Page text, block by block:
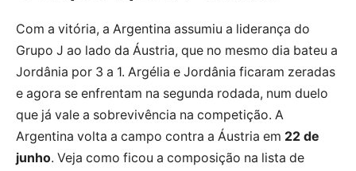
Com a vitória, a Argentina assumiu a liderança do
Grupo J ao lado da Áustria, que no mesmo dia bateu a
Jordânia por 3 a 1. Argélia e Jordânia ficaram zeradas
e agora se enfrentam na segunda rodada, num duelo
que já vale a sobrevivência na competição. A
Argentina volta a campo contra a Áustria em 22 de
junho. Veja como ficou a composição na lista de